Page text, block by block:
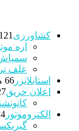
کشاورزی 21 محصولات
اره
علف
استابلایزر
66 محصولات
اعلان حریق27
الکتروموتور 24